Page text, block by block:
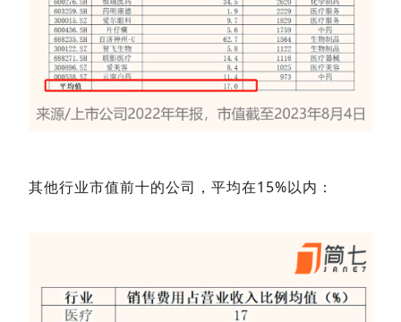
其他行业市值前十的公司，平均在15%以内：